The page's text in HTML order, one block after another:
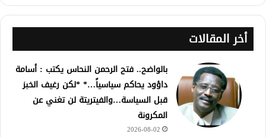
أخر المقالات
بالواضح.. فتح الرحمن النحاس يكتب : أسامة
داؤود يحاكم سياسياً…* *لكن رغيف الخبز
قبل السياسة…والفيتريتة لن تغني عن
المكرونة
2026-08-02